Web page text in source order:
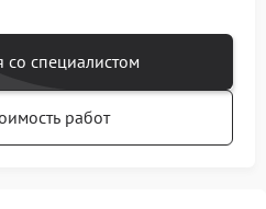
со специалистом
работ